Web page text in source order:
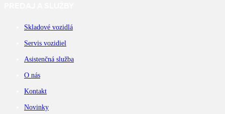
Skladové vozidlá
Servis vozidiel
Asistenčná služba
O nás
Kontakt
Novinky